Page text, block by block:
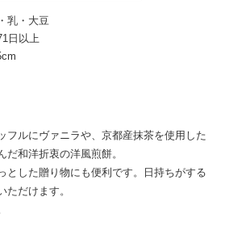
乳・大豆
日以上
フルにヴァニラや、京都産抹茶を使用した
だ和洋折衷の洋風煎餅。
とした贈り物にも便利です。日持ちがする
ただけます。